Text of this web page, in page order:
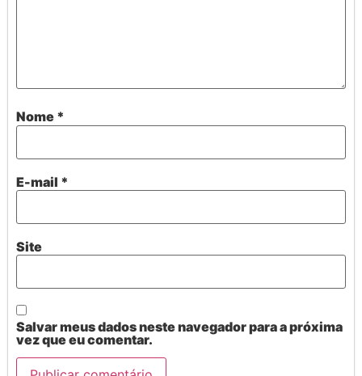
Nome *
E-mail *
Site
Salvar meus dados neste navegador para a próxima
vez que eu comentar.